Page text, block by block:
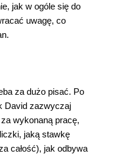
jak w ogóle się do
uwagę, co
za dużo pisać. Po
David zazwyczaj
wykonaną pracę,
jaką stawkę
całość), jak odbywa